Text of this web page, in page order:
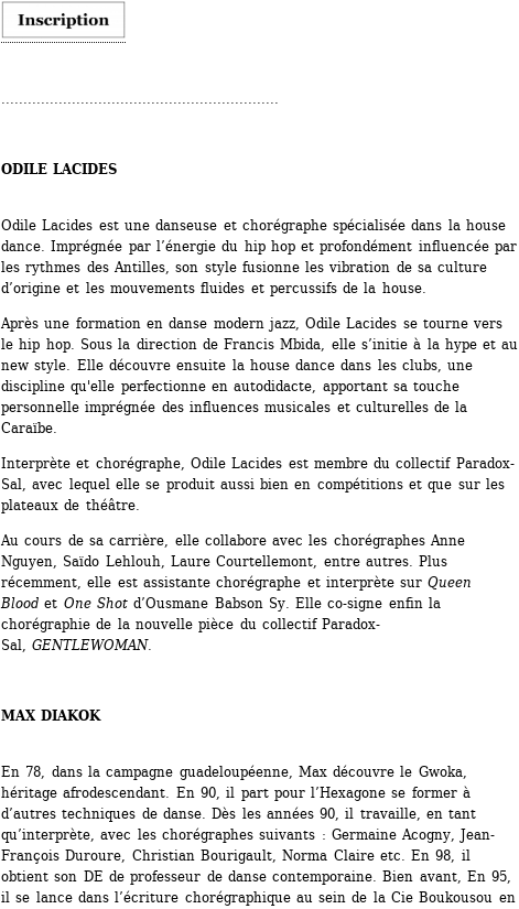
...............................................................
ODILE LACIDES
Odile Lacides est une danseuse et chorégraphe ­spécialisée dans la house
dance. Imprégnée par l’énergie du hip hop et profondément influencée par
les rythmes des Antilles, son style fusionne les vibration de sa culture
d’origine et les mouvements fluides et percussifs de la house.
Après une formation en danse modern jazz, Odile Lacides se tourne vers
le hip hop. Sous la direction de Francis Mbida, elle s’initie à la hype et au
new style. Elle découvre ensuite la house dance dans les clubs, une
discipline qu'elle perfectionne en autodidacte, apportant sa touche
personnelle imprégnée des influences musicales et culturelles de la
Caraïbe.
Interprète et chorégraphe, Odile Lacides est membre du collectif Paradox-
Sal, avec lequel elle se produit aussi bien en compétitions et que sur les
plateaux de théâtre.
Au cours de sa carrière, elle collabore avec les chorégraphes Anne
Nguyen, Saïdo Lehlouh, Laure Courtellemont, entre autres. Plus
récemment, elle est assistante chorégraphe et interprète sur Queen
Blood et One Shotd’Ousmane Babson Sy. Elle co-signe enfin la
chorégraphie de la nouvelle pièce du collectif Paradox-
Sal, GENTLEWOMAN.
MAX DIAKOK
En 78, dans la campagne guadeloupéenne, Max découvre le Gwoka,
héritage afrodescendant. En 90, il part pour l’Hexagone se former à
d’autres techniques de danse. Dès les années 90, il travaille, en tant
qu’interprète, avec les chorégraphes suivants : Germaine Acogny, Jean-
François Duroure, Christian Bourigault, Norma Claire etc. En 98, il
obtient son DE de professeur de danse contemporaine. Bien avant, En 95,
il se lance dans l’écriture chorégraphique au sein de la Cie Boukousou en